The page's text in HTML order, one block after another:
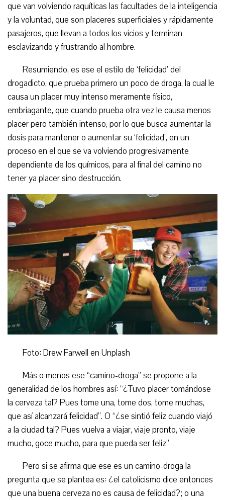
que van volviendo raquíticas las facultades de la inteligencia
y la voluntad, que son placeres superficiales y rápidamente
pasajeros, que llevan a todos los vicios y terminan
esclavizando y frustrando al hombre.
Resumiendo, es ese el estilo de ‘felicidad’ del
drogadicto, que prueba primero un poco de droga, la cual le
causa un placer muy intenso meramente físico,
embriagante, que cuando prueba otra vez le causa menos
placer pero también intenso, por lo que busca aumentar la
dosis para mantener o aumentar su ‘felicidad’, en un
proceso en el que se va volviendo progresivamente
dependiente de los químicos, para al final del camino no
tener ya placer sino destrucción.
Foto: Drew Farwell en Unplash
Más o menos ese “camino-droga” se propone a la
generalidad de los hombres así: “¿Tuvo placer tomándose
la cerveza tal? Pues tome una, tome dos, tome muchas,
que así alcanzará felicidad”. O “¿se sintió feliz cuando viajó
a la ciudad tal? Pues vuelva a viajar, viaje pronto, viaje
mucho, goce mucho, para que pueda ser feliz”
Pero si se afirma que ese es un camino-droga la
pregunta que se plantea es: ¿el catolicismo dice entonces
que una buena cerveza no es causa de felicidad?; o una